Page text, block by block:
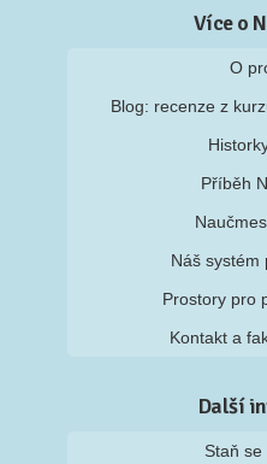
Více o
O
Blog: recenze z
Příběh
Náš systém
Prostory pro
Kontakt a
Další
Staň se